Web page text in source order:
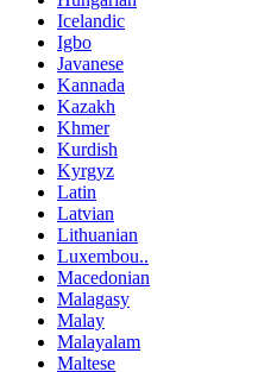
Icelandic
Igbo
Javanese
Kannada
Kazakh
Khmer
Kurdish
Kyrgyz
Latin
Latvian
Lithuanian
Luxembou..
Macedonian
Malagasy
Malay
Malayalam
Maltese